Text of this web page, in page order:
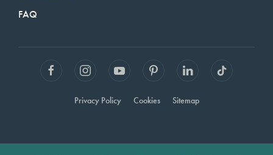
FAQ
Privacy Policy Cookies Sitemap